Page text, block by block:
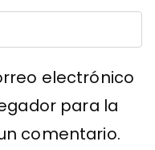
electrónico
para la
comentario.